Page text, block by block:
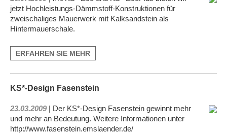
jetzt Hochleistungs-Dämmstoff-Konstruktionen für
zweischaliges Mauerwerk mit Kalksandstein als
Hintermauerschale.
ERFAHREN SIE MEHR
KS*-Design Fasenstein
23.03.2009| Der KS*-Design Fasenstein gewinnt mehr
und mehr an Bedeutung. Weitere Informationen unter
http://www.fasenstein.emslaender.de/